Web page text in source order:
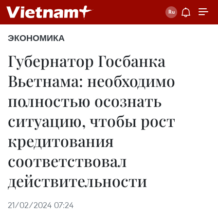
ЭКОНОМИКА
Губернатор Госбанка
Вьетнама: необходимо
полностью осознать
ситуацию, чтобы рост
кредитования
соответствовал
действительности
21/02/2024 07:24